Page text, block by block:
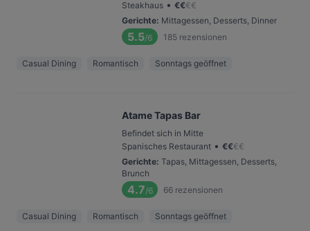
Steakhaus • €€€€
Gerichte: Mittagessen, Desserts, Dinner
5.5/6 185 rezensionen
Casual Dining Romantisch Sonntags geöffnet
Atame Tapas Bar
Befindet sich in Mitte
Spanisches Restaurant • €€€€
Gerichte: Tapas, Mittagessen, Desserts,
Brunch
4.7/6 66 rezensionen
Casual Dining Romantisch Sonntags geöffnet